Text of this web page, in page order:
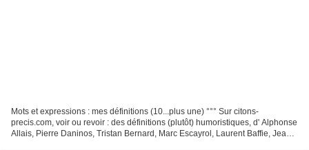
Mots et expressions : mes définitions (10...plus une) °°° Sur citons-
precis.com, voir ou revoir : des définitions (plutôt) humoristiques, d' Alphonse
Allais, Pierre Daninos, Tristan Bernard, Marc Escayrol, Laurent Baffie, Jean-